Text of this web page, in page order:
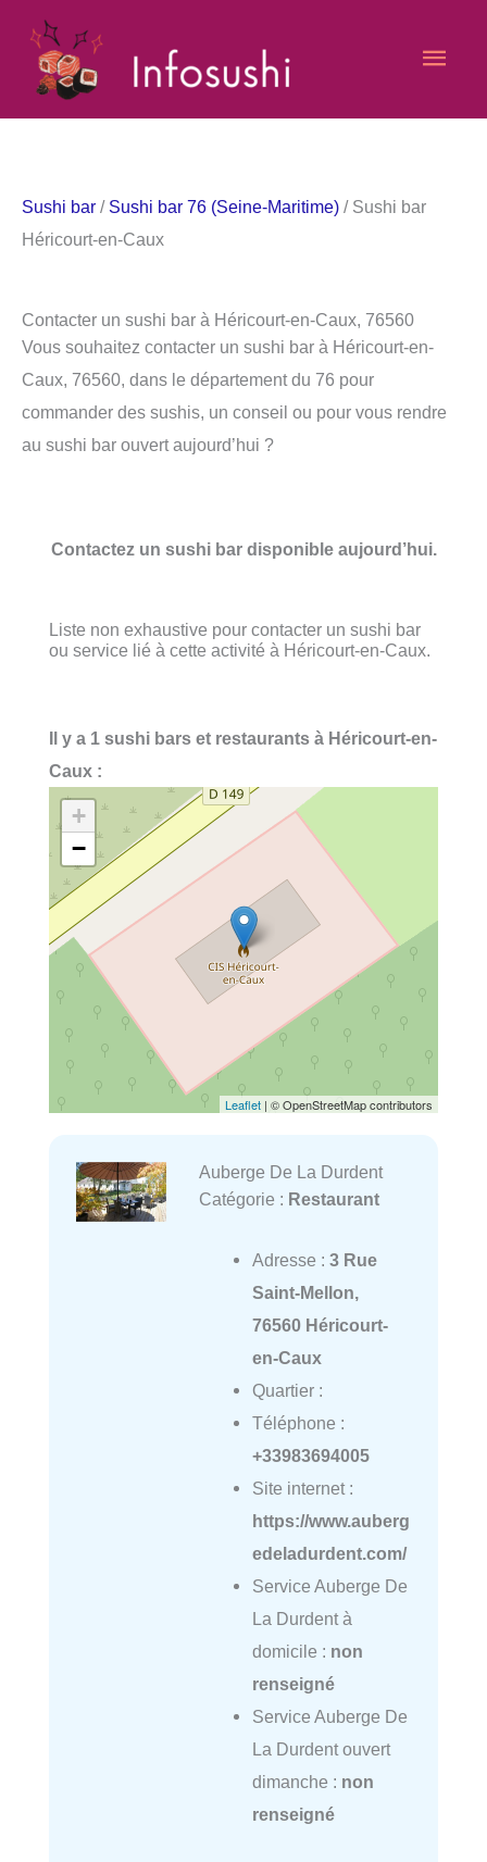
contenu
Sushi bar / Sushi bar 76 (Seine-Maritime) / Sushi bar
Héricourt-en-Caux
Contacter un sushi bar à Héricourt-en-Caux, 76560
Vous souhaitez contacter un sushi bar à Héricourt-en-
Caux, 76560, dans le département du 76 pour
commander des sushis, un conseil ou pour vous rendre
au sushi bar ouvert aujourd’hui ?
Contactez un sushi bar disponible aujourd’hui.
Liste non exhaustive pour contacter un sushi bar
ou service lié à cette activité à Héricourt-en-Caux.
Il y a 1 sushi bars et restaurants à Héricourt-en-
Caux :
+
−
Leaflet | © OpenStreetMap contributors
Auberge De La Durdent
Catégorie : Restaurant
Adresse : 3 Rue
Saint-Mellon,
76560 Héricourt-
en-Caux
Quartier :
Téléphone :
+33983694005
Site internet :
https://www.auberg
edeladurdent.com/
Service Auberge De
La Durdent à
domicile : non
renseigné
Service Auberge De
La Durdent ouvert
dimanche : non
renseigné